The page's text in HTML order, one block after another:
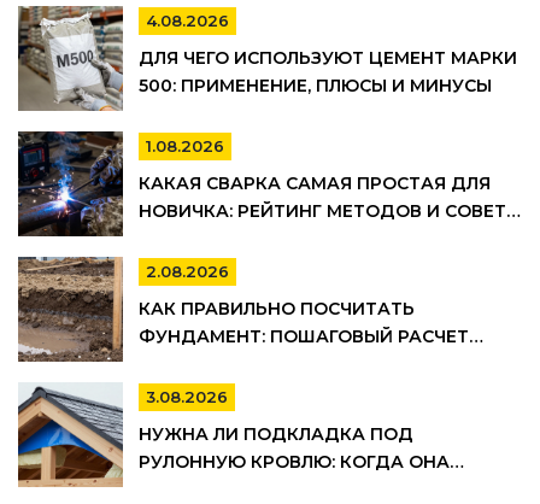
4.08.2026
ДЛЯ ЧЕГО ИСПОЛЬЗУЮТ ЦЕМЕНТ МАРКИ
500: ПРИМЕНЕНИЕ, ПЛЮСЫ И МИНУСЫ
1.08.2026
КАКАЯ СВАРКА САМАЯ ПРОСТАЯ ДЛЯ
НОВИЧКА: РЕЙТИНГ МЕТОДОВ И СОВЕТЫ
2.08.2026
КАК ПРАВИЛЬНО ПОСЧИТАТЬ
ФУНДАМЕНТ: ПОШАГОВЫЙ РАСЧЕТ
ОПАЛУБКИ
3.08.2026
НУЖНА ЛИ ПОДКЛАДКА ПОД
РУЛОННУЮ КРОВЛЮ: КОГДА ОНА